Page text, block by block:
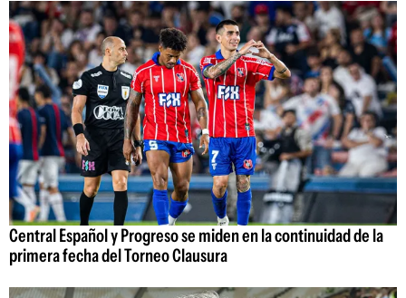
Central Español y Progreso se miden en la continuidad de la
primera fecha del Torneo Clausura